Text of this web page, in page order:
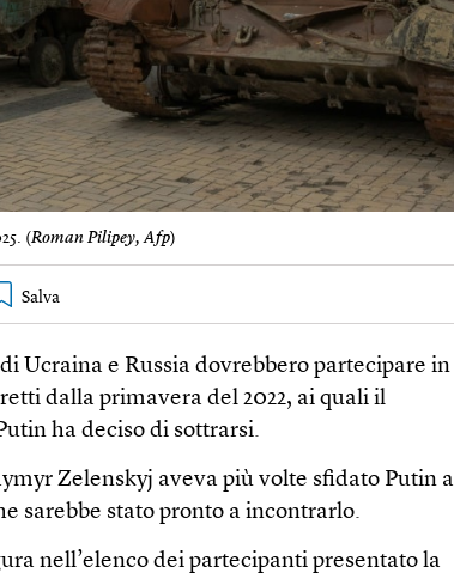
(Roman Pilipey, Afp)
Ucraina e Russia dovrebbero partecipare in
dalla primavera del 2022, ai quali il
ha deciso di sottrarsi.
Zelenskyj aveva più volte sfidato Putin a
sarebbe stato pronto a incontrarlo.
nell’elenco dei partecipanti presentato la